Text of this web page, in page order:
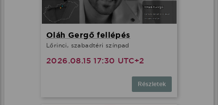
Oláh Gergő fellépés
Lőrinci, szabadtéri színpad
2026.08.15 17:30 UTC+2
Részletek